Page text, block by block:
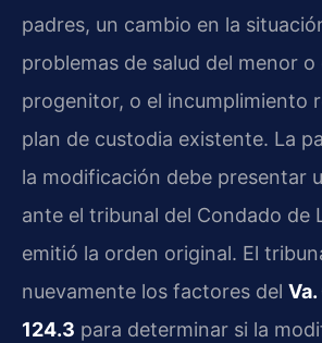
padres, un cambio en la
problemas de salud del menor o
progenitor, o el incumplimiento
plan de custodia existente. La
la modificación debe presentar
ante el tribunal del Condado de
emitió la orden original. El
nuevamente los factores del
124.3 para determinar si la